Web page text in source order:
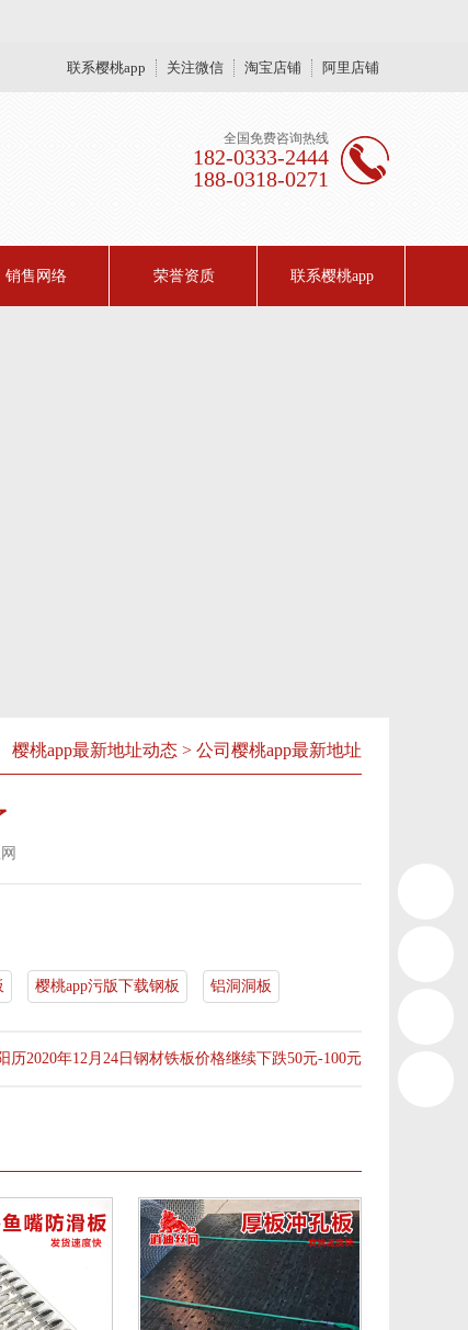
联系樱桃app 关注微信 淘宝店铺 阿里店铺
全国免费咨询热线
182-0333-2444
188-0318-0271
销售网络 荣誉资质 联系樱桃app
樱桃app最新地址动态 > 公司樱桃app最新地址
樱桃app污版下载钢板 铝洞洞板
历2020年12月24日钢材铁板价格继续下跌50元-100元